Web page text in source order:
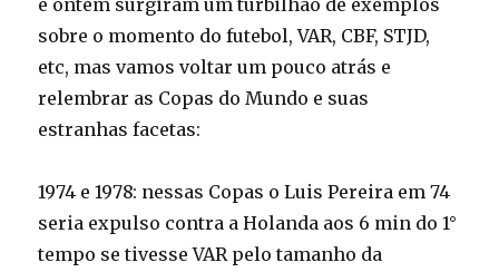
sobre o momento do futebol, VAR, CBF, STJD,
etc, mas vamos voltar um pouco atrás e
relembrar as Copas do Mundo e suas
estranhas facetas:
1974 e 1978: nessas Copas o Luis Pereira em 74
seria expulso contra a Holanda aos 6 min do 1°
tempo se tivesse VAR pelo tamanho da